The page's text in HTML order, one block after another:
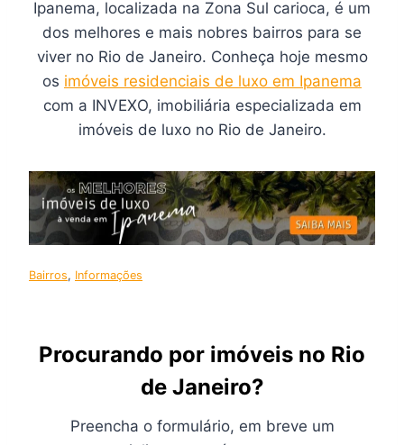
Ipanema, localizada na Zona Sul carioca, é um
dos melhores e mais nobres bairros para se
viver no Rio de Janeiro. Conheça hoje mesmo
os imóveis residenciais de luxo em Ipanema
com a INVEXO, imobiliária especializada em
imóveis de luxo no Rio de Janeiro.
Bairros, Informações
Procurando por imóveis no Rio
de Janeiro?
Preencha o formulário, em breve um